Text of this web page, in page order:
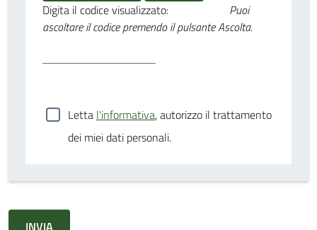
Digita il codice visualizzato:
Puoi
ascoltare il codice premendo il pulsante Ascolta.
Letta l'informativa, autorizzo il trattamento
dei miei dati personali.